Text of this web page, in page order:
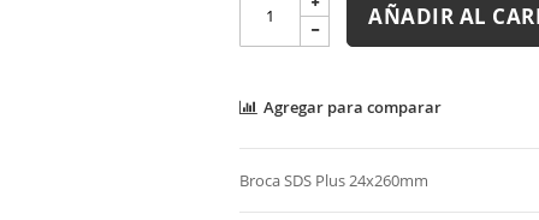
AÑADIR AL
Agregar para comparar
Broca SDS Plus 24x260mm